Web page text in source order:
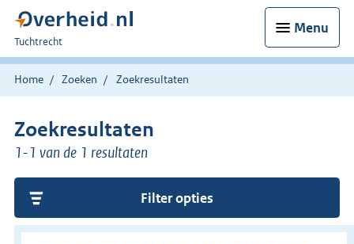
Menu
U
bent
hier:
Tuchtrecht
Home Zoeken Zoekresultaten
Zoekresultaten
1-1 van de 1 resultaten
Filter opties